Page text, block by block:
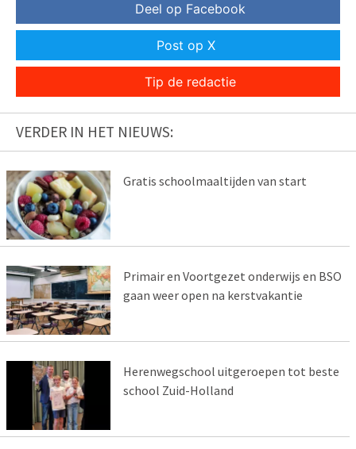
Deel op Facebook
Post op X
Tip de redactie
VERDER IN HET NIEUWS:
Gratis schoolmaaltijden van start
Primair en Voortgezet onderwijs en BSO
gaan weer open na kerstvakantie
Herenwegschool uitgeroepen tot beste
school Zuid-Holland